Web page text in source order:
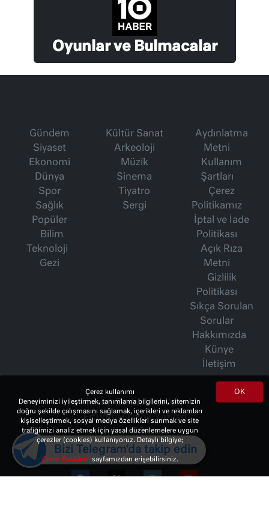
Oyunlar ve Bulmacalar
Gündem
Siyaset
Ekonomi
Dünya
Spor
Sağlık
Popüler
Bilim
Teknoloji
Gezi
Kültür Sanat
Arkeoloji
Müzik
Sinema
Tiyatro
Sergi
Aydınlatma
Metni
Kullanım
Şartları
Çerez
Politikamız
İptal ve İade
Politikası
Açık Rıza
Metni
Gizlilik
Politikası
Sıkça Sorulan
Sorular
Hakkımızda
Künye
İletişim
İsmet Berkan Yazıları
Ertuğrul Özkök Yazıları
Haftalık Gazete
OK
Çerez kullanımı
Deneyiminizi iyileştirmek, tanımlama bilgilerini, sitemizin
doğru şekilde çalışmasını sağlamak, içerikleri ve reklamları
kişiselleştirmek, sosyal medya özellikleri sunmak ve site
trafiğimizi analiz etmek için yasal düzenlemelere uygun
çerezler (cookies) kullanıyoruz. Detaylı bilgiye;
Çerez Politikasısayfamızdan erişebilirsiniz.
Bizi Telegram'da takip edin